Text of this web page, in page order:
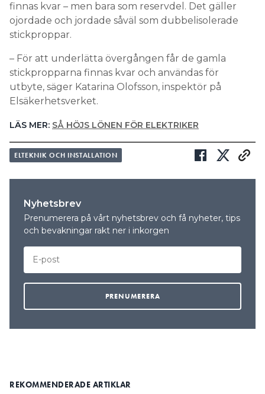
finnas kvar – men bara som reservdel. Det gäller
ojordade och jordade såväl som dubbelisolerade
stickproppar.
– För att underlätta övergången får de gamla
stickpropparna finnas kvar och användas för
utbyte, säger Katarina Olofsson, inspektör på
Elsäkerhetsverket.
LÄS MER: SÅ HÖJS LÖNEN FÖR ELEKTRIKER
ELTEKNIK OCH INSTALLATION
Nyhetsbrev
Prenumerera på vårt nyhetsbrev och få nyheter, tips
och bevakningar rakt ner i inkorgen
REKOMMENDERADE ARTIKLAR